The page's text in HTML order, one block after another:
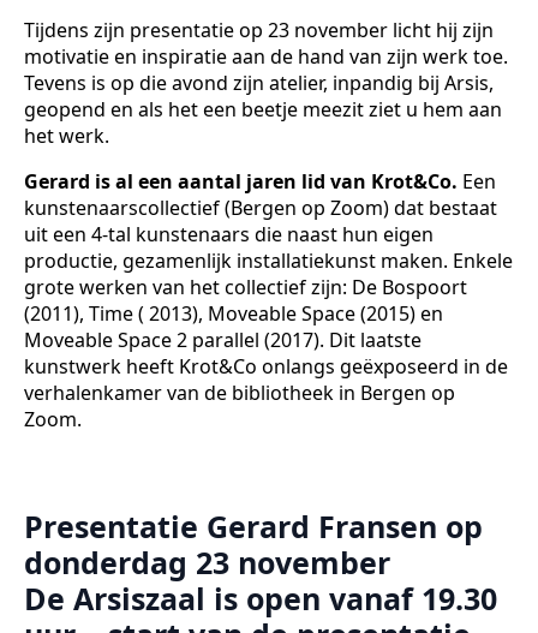
Tijdens zijn presentatie op 23 november licht hij zijn
motivatie en inspiratie aan de hand van zijn werk toe.
Tevens is op die avond zijn atelier, inpandig bij Arsis,
geopend en als het een beetje meezit ziet u hem aan
het werk.
Gerard is al een aantal jaren lid van Krot&Co. Een
kunstenaarscollectief (Bergen op Zoom) dat bestaat
uit een 4-tal kunstenaars die naast hun eigen
productie, gezamenlijk installatiekunst maken. Enkele
grote werken van het collectief zijn: De Bospoort
(2011), Time ( 2013), Moveable Space (2015) en
Moveable Space 2 parallel (2017). Dit laatste
kunstwerk heeft Krot&Co onlangs geëxposeerd in de
verhalenkamer van de bibliotheek in Bergen op
Zoom.
Presentatie Gerard Fransen op
donderdag 23 november
De Arsiszaal is open vanaf 19.30